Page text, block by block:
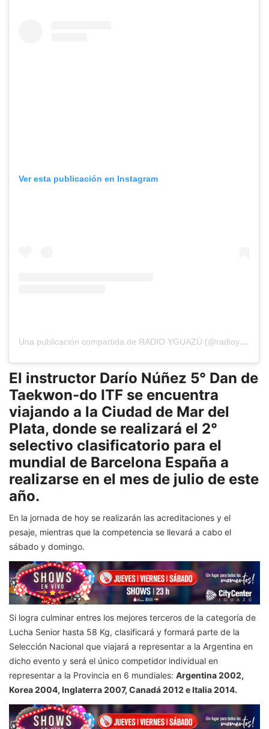
Ver esta publicación en Instagram
Una publicación compartida de RADIO YGUAZÚ (@radioyguazu)
El instructor Darío Núñez 5° Dan de
Taekwon-do ITF se encuentra
viajando a la Ciudad de Mar del
Plata, donde se realizará el 2°
selectivo clasificatorio para el
mundial de Barcelona España a
realizarse en el mes de julio de este
año.
En la jornada de hoy se realizarán las acreditaciones y el
pesaje, mientras que la competencia se llevará a cabo el
sábado y domingo.
Si logra culminar entres los mejores terceros de la categoría de
Lucha Senior hasta 58 Kg, clasificará y formará parte de la
Selección Nacional que viajará a representar a la Argentina en
dicho evento y será el único competidor individual en
representar a la Provincia en 6 mundiales: Argentina 2002,
Korea 2004, Inglaterra 2007, Canadá 2012 e Italia 2014.